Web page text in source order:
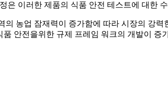
은 이러한 제품의 식품 안전 테스트에 대한
의 농업 잠재력이 증가함에 따라 시장의 강
품 안전을위한 규제 프레임 워크의 개발이